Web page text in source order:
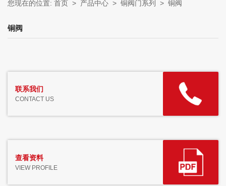
您现在的位置: 首页 > 产品中心 > 铜阀门系列 > 铜阀
铜阀
联系我们
CONTACT US
查看资料
VIEW PROFILE